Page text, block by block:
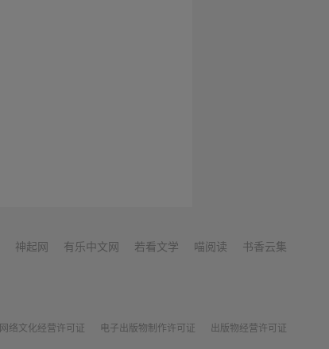
神起网 有乐中文网 若看文学 喵阅读
书香云集
网络文化经营许可证 电子出版物制作许可证
出版物经营许可证